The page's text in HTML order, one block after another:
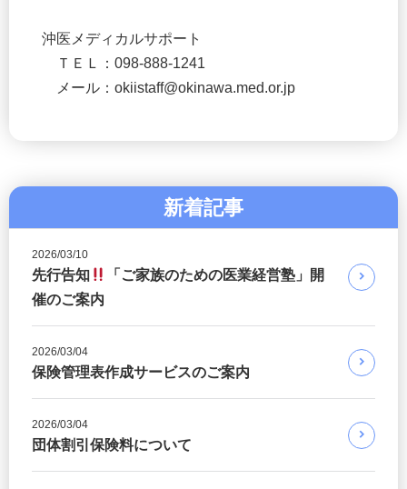
沖医メディカルサポート
ＴＥＬ：098-888-1241
メール：okiistaff@okinawa.med.or.jp
新着記事
2026/03/10
先行告知
「ご家族のための医業経営塾」開
催のご案内
2026/03/04
保険管理表作成サービスのご案内
2026/03/04
団体割引保険料について